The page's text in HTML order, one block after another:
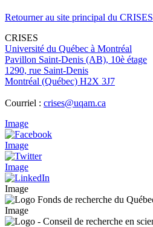
Retourner au site principal du CRISES
CRISES
Université du Québec à Montréal
Pavillon Saint-Denis (AB), 10è étage
1290, rue Saint-Denis
Montréal (Québec) H2X 3J7
Courriel : crises@uqam.ca
Image
Image
Image
Image
Image